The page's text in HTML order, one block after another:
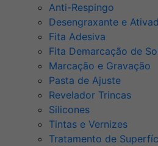
Anti-Respingo
Desengraxante e
Fita Adesiva
Fita Demarcação de
Marcação e Gravação
Pasta de Ajuste
Revelador Trincas
Silicones
Tintas e Vernizes
Tratamento de